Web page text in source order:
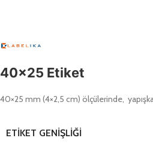
40×25 Etiket
40×25 mm (4×2,5 cm) ölçülerinde,
ETIKET GENIŞLIĞI